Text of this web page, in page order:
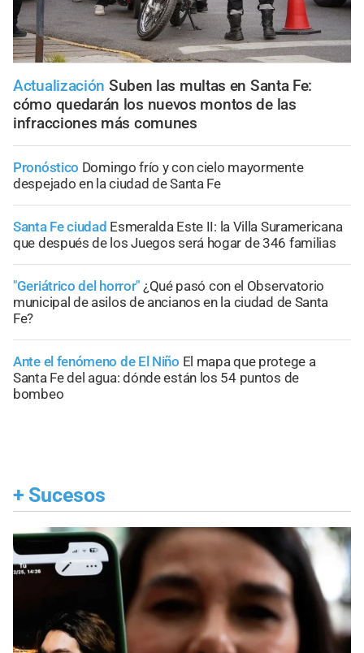
Actualización Suben las multas en Santa Fe:
cómo quedarán los nuevos montos de las
infracciones más comunes
Pronóstico Domingo frío y con cielo mayormente
despejado en la ciudad de Santa Fe
Santa Fe ciudad Esmeralda Este II: la Villa Suramericana
que después de los Juegos será hogar de 346 familias
"Geriátrico del horror" ¿Qué pasó con el Observatorio
municipal de asilos de ancianos en la ciudad de Santa
Fe?
Ante el fenómeno de El Niño El mapa que protege a
Santa Fe del agua: dónde están los 54 puntos de
bombeo
+ Sucesos